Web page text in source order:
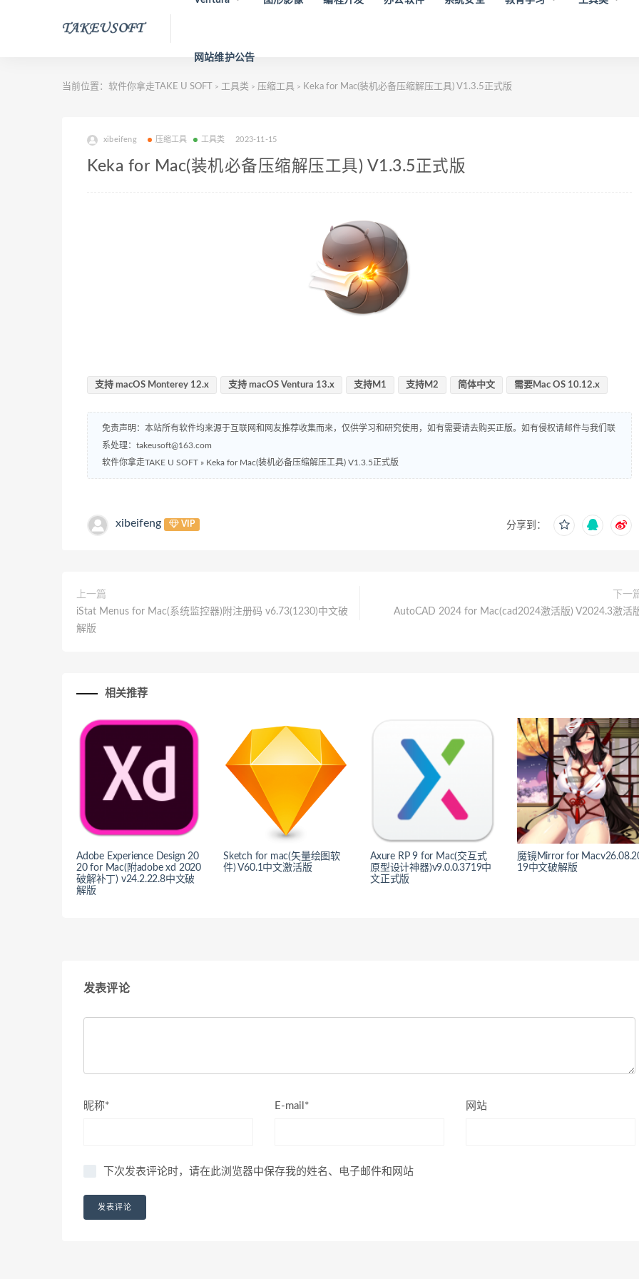
网站维护公告
当前位置： 软件你拿走TAKE U SOFT > 工具类 > 压缩工具 > Keka for Mac(装机必备压缩解压工具) V1.3.5正式版
xibeifeng 压缩工具 工具类 2023-11-15
Keka for Mac(装机必备压缩解压工具) V1.3.5正式版
支持 macOS Monterey 12.x 支持 macOS Ventura 13.x 支持M1 支持M2 简体中文 需要Mac OS 10.12.x
免责声明：本站所有软件均来源于互联网和网友推荐收集而来，仅供学习和研究使用，如有需要请去购买正版。如有侵权请邮件与我们联
系处理：takeusoft@163.com
软件你拿走TAKE U SOFT » Keka for Mac(装机必备压缩解压工具) V1.3.5正式版
xibeifeng VIP 分享到：
上一篇
iStat Menus for Mac(系统监控器)附注册码 v6.73(1230)中文破
解版
下一
AutoCAD 2024 for Mac(cad2024激活版) V2024.3激活
相关推荐
Adobe Experience Design 20
20 for Mac(附adobe xd 2020
破解补丁) v24.2.22.8中文破
解版
Sketch for mac(矢量绘图软
件) V60.1中文激活版
Axure RP 9 for Mac(交互式
原型设计神器)v9.0.0.3719中
文正式版
魔镜Mirror for
19中文破解版
发表评论
昵称* E-mail* 网站
下次发表评论时，请在此浏览器中保存我的姓名、电子邮件和网站